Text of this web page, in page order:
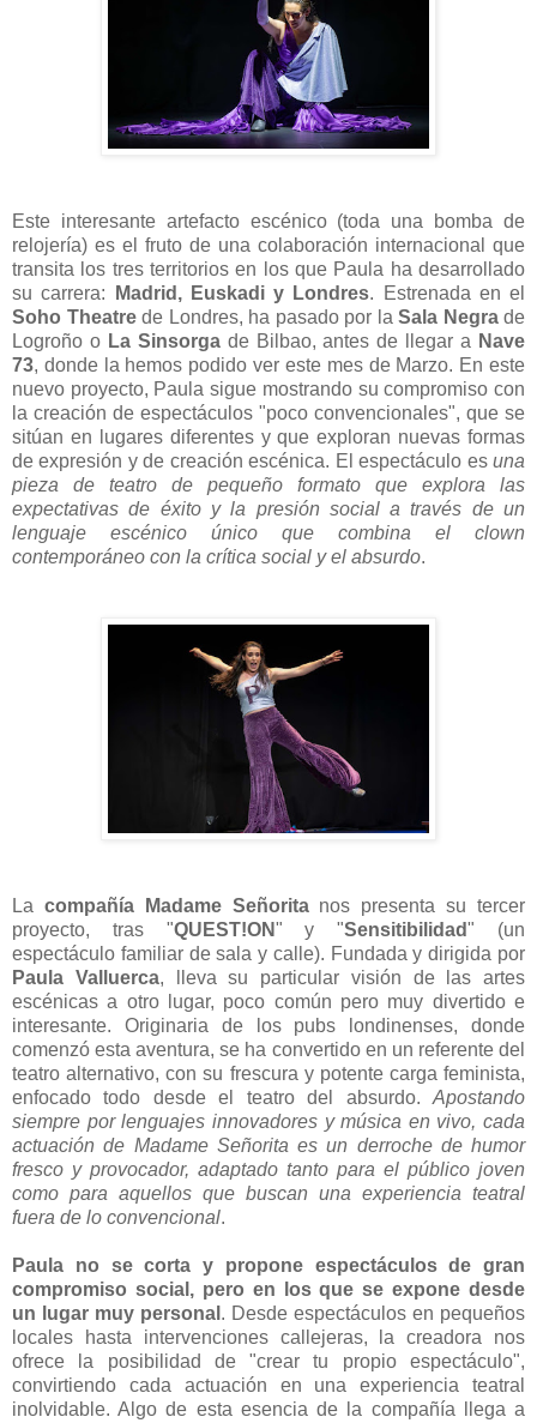
Este interesante artefacto escénico (toda una bomba de
relojería) es el fruto de una colaboración internacional que
transita los tres territorios en los que Paula ha desarrollado
su carrera:
Madrid, Euskadi y Londres. Estrenada en el
Soho Theatrede Londres, ha pasado por la Sala Negrade
Logroño o La Sinsorgade Bilbao, antes de llegar a Nave
73, donde la hemos podido ver este mes de Marzo. En este
nuevo proyecto, Paula sigue mostrando su compromiso con
la creación de espectáculos "poco convencionales", que se
sitúan en lugares diferentes y que exploran nuevas formas
de expresión y de creación escénica. El espectáculo es una
pieza de teatro de pequeño formato que explora las
expectativas de éxito y la presión social a través de un
lenguaje escénico único que combina el clown
contemporáneo con la crítica social y el absurdo.
La compañía Madame Señoritanos presenta su tercer
proyecto, tras "QUEST!ON" y "Sensitibilidad" (un
espectáculo familiar de sala y calle). Fundada y dirigida por
Paula Valluerca, lleva su particular visión de las artes
escénicas a otro lugar, poco común pero muy divertido e
interesante. Originaria de los pubs londinenses, donde
comenzó esta aventura, se ha convertido en un referente del
teatro alternativo, con su frescura y potente carga feminista,
enfocado todo desde el teatro del absurdo. Apostando
siempre por lenguajes innovadores y música en vivo, cada
actuación de Madame Señorita es un derroche de humor
fresco y provocador, adaptado tanto para el público joven
como para aquellos que buscan una experiencia teatral
fuera de lo convencional.
Paula no se corta y propone espectáculos de gran
compromiso social, pero en los que se expone desde
un lugar muy personal . Desde espectáculos en pequeños
locales hasta intervenciones callejeras, la creadora nos
ofrece la posibilidad de "crear tu propio espectáculo",
convirtiendo cada actuación en una experiencia teatral
inolvidable. Algo de esta esencia de la compañía llega a